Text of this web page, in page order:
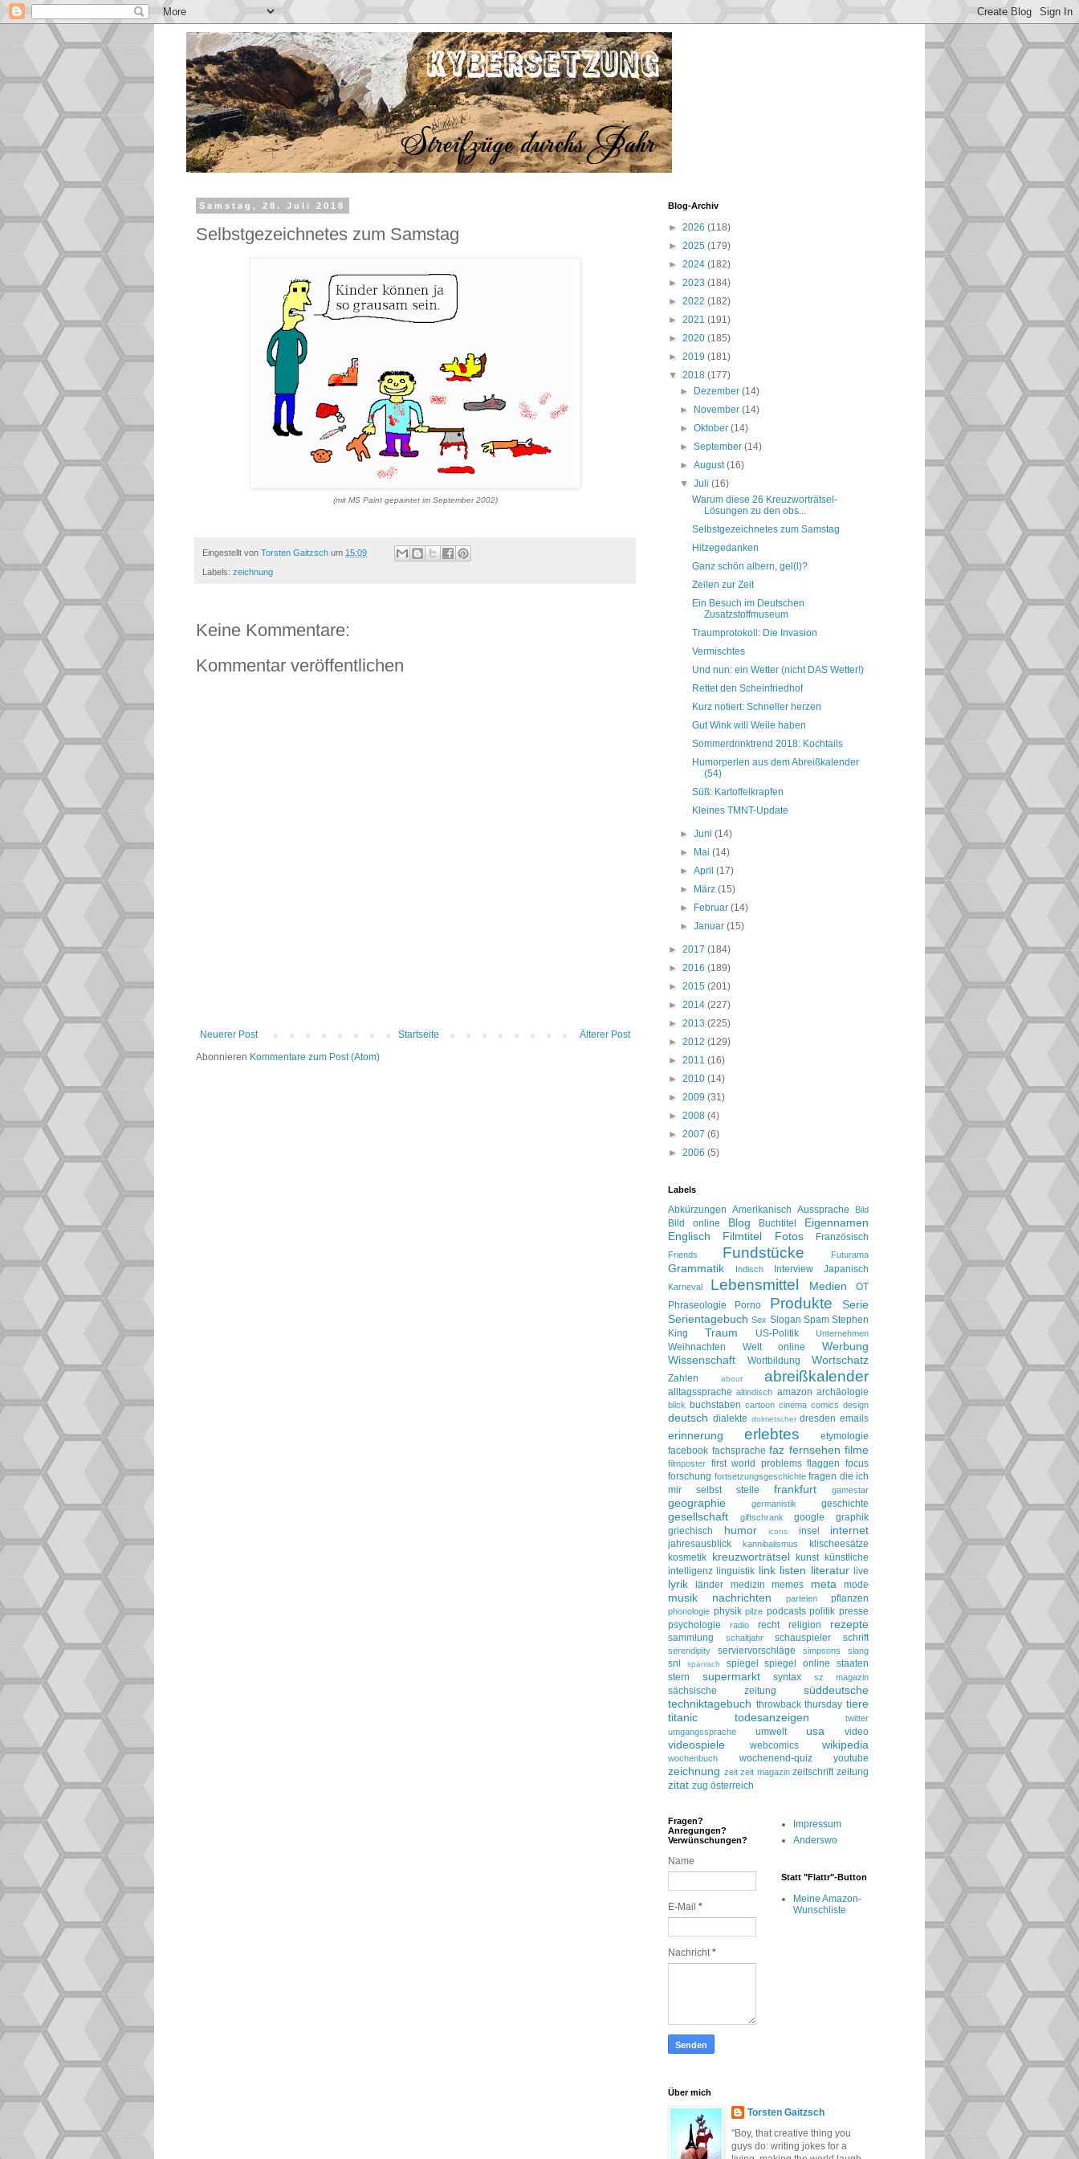
Samstag, 28. Juli 2018
Selbstgezeichnetes zum Samstag
(mit MS Paint gepaintet im September 2002)
Eingestellt von Torsten Gaitzsch um 15:09
Labels: zeichnung
Keine Kommentare:
Kommentar veröffentlichen
Neuerer Post Älterer Post
Startseite
Abonnieren Kommentare zum Post (Atom)
Blog-Archiv
► 2026 (118)
► 2025 (179)
► 2024 (182)
► 2023 (184)
► 2022 (182)
► 2021 (191)
► 2020 (185)
► 2019 (181)
▼ 2018 (177)
►
Dezember(14)
►
November(14)
►Oktober(14)
►September(14)
►August(16)
▼Juli(16)
Warum diese 26 Kreuzworträtsel-
Lösungen zu den obs...
Selbstgezeichnetes zum Samstag
Hitzegedanken
Ganz schön albern, gel(l)?
Zeilen zur Zeit
Ein Besuch im Deutschen
Zusatzstoffmuseum
Traumprotokoll: Die Invasion
Vermischtes
Und nun: ein Wetter (nicht DAS Wetter!)
Rettet den Scheinfriedhof
Kurz notiert: Schneller herzen
Gut Wink will Weile haben
Sommerdrinktrend 2018: Kochtails
Humorperlen aus dem Abreißkalender
(54)
Süß: Kartoffelkrapfen
Kleines TMNT-Update
►Juni(14)
►
Mai(14)
►April(17)
►
März(15)
►
Februar(14)
►Januar(15)
► 2017 (184)
► 2016 (189)
► 2015 (201)
► 2014 (227)
► 2013 (225)
► 2012 (129)
► 2011 (16)
► 2010 (14)
► 2009 (31)
► 2008 (4)
► 2007 (6)
► 2006 (5)
Labels
Abkürzungen Amerikanisch Aussprache Bild
Bild online Blog Buchtitel
Eigennamen
Englisch
Filmtitel Fotos Französisch
Friends Fundstücke Futurama
Grammatik Indisch Interview Japanisch
Karneval Lebensmittel Medien
OT
Phraseologie
Porno Produkte
Serie
Serientagebuch Sex Slogan Spam Stephen
King
Traum US-Politik Unternehmen
Weihnachten Welt online
Werbung
Wissenschaft
Wortbildung Wortschatz
Zahlen about abreißkalender
alltagssprache altindisch amazon archäologie
blick buchstaben cartoon cinema comics design
deutsch dialekte dolmetscher dresden emails
erinnerung erlebtes
etymologie
facebook fachsprache faz fernsehen filme
filmposter first world problems flaggen focus
forschung fortsetzungsgeschichte fragen die ich
mir selbst stelle
frankfurt gamestar
geographie germanistik geschichte
gesellschaft giftschrank google
graphik
griechisch
humor icons insel internet
jahresausblick kannibalismus
klischeesätze
kosmetik kreuzworträtsel kunst
künstliche
intelligenz linguistik link listen literatur live
lyrik länder medizin memes meta mode
musik nachrichten parteien pflanzen
phonologie physik pilze podcasts politik presse
psychologie
radio recht religion rezepte
sammlung schaltjahr schauspieler schrift
serendipity serviervorschläge simpsons slang
snl spanisch spiegel spiegel online
staaten
stern
supermarkt syntax sz magazin
sächsische zeitung
süddeutsche
techniktagebuch throwback thursday tiere
titanic
todesanzeigen
twitter
umgangssprache
umwelt usa video
videospiele webcomics wikipedia
wochenbuch wochenend-quiz youtube
zeichnung zeit zeit magazin zeitschrift zeitung
zitat zug österreich
Fragen?
Anregungen?
Verwünschungen?
Name
E-Mail *
Nachricht*
Impressum
Anderswo
Statt "Flattr"-Button
Meine Amazon-
Wunschliste
Über mich
Torsten Gaitzsch
"Boy, that creative thing you
guys do: writing jokes for a